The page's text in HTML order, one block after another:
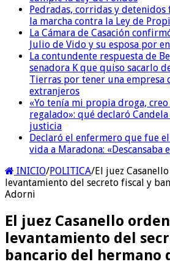
Pedradas, corridas y detenidos
la marcha contra la Ley de
La Cámara de Casación
Julio de Vido y su esposa por
La contundente respuesta de
senadora K que quiso sacarlo
Tierras por tener una empresa
extranjeros
«Yo tenía mi propia droga,
regalado»: qué declaró
justicia
Declaró el enfermero que fue
vida a Maradona: «Descansaba
INICIO/POLITICA/El juez
levantamiento del secreto fiscal y
Adorni
El juez Casanello
levantamiento del
bancario del hermano